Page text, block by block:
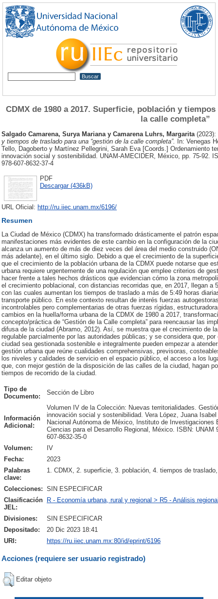
CDMX de 1980 a 2017. Superficie, población y
la calle completa”
Salgado Camarena, Surya Mariana y Camarena Luhrs, Margarita (2023):
y tiempos de traslado para una “gestión de la calle completa”.
In: Venegas
Tello, Dagoberto y Martínez Pellegrini, Sarah Eva [Coords.] Ordenamiento
innovación social y sostenibilidad. UNAM-AMECIDER, México, pp. 75-92.
978-607-8632-37-4
PDF
Descargar (436kB)
URL Oficial: http://ru.iiec.unam.mx/6196/
Resumen
La Ciudad de México (CDMX) ha transformado drásticamente el patrón
manifestaciones más evidentes de este cambio en la configuración de la
alcanza un aumento de más de diez veces del área del medio construido
más adelante), en el último siglo. Debido a que el crecimiento de la
que el crecimiento de la población urbana de la CDMX puede notarse que
urbana requiere urgentemente de una regulación que emplee criterios de
hacer frente a tales hechos drásticos que evidencian cómo la zona
el crecimiento poblacional, con distancias recorridas que, en 2017, llegan
con las cuales aumentan los tiempos de traslado a más de 5:49 horas
transporte público. En este contexto resultan de interés fuerzas
incontrolables pero complementarias de otras fuerzas rígidas,
cambios en la huella/forma urbana de la CDMX de 1980 a 2017,
concepto/práctica de “Gestión de la Calle completa” para reencausar las
difusa de la ciudad (Abramo, 2012). Así, se muestra que el crecimiento de
regulable parcialmente por las autoridades públicas; y se considera que,
ciudad sea gestionada sostenible e integralmente pueden empezar a
gestión urbana que reúne cualidades comprehensivas, previsoras,
los niveles y calidades de servicio en el espacio público, el acceso a los
que, con mejor gestión de la disposición de las calles de la ciudad, hagan
tiempos de recorrido de la ciudad.
Tipo de
Documento:
Sección de Libro
Información
Adicional:
Volumen IV de la Colección: Nuevas territorialidades.
innovación social y sostenibilidad. Vera López, Juana
Nacional Autónoma de México, Instituto de
Ciencias para el Desarrollo Regional, México. ISBN: UNAM
607-8632-35-0
Volumen:
IV
Fecha:
2023
Palabras
clave:
1. CDMX, 2. superficie, 3. población, 4. tiempos de
Colecciones: SIN ESPECIFICAR
Clasificación
JEL:
R - Economía urbana, rural y regional > R5 - Análisis
Divisiones:
SIN ESPECIFICAR
Depositado:
20 Dic 2023 18:41
URI:
https://ru.iiec.unam.mx:80/id/eprint/6196
Acciones (requiere ser usuario registrado)
Editar objeto